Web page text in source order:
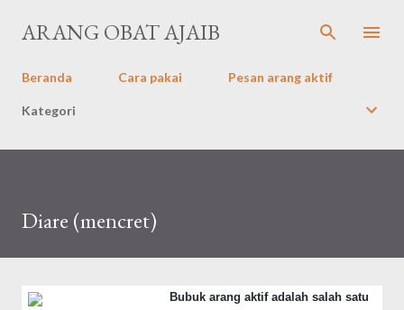
Langsung ke konten utama
ARANG OBAT AJAIB
Beranda Cara pakai Pesan arang aktif
Kategori
Diare (mencret)
Bubuk arang aktif adalah salah satu